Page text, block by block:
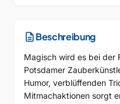
descriptionBeschreibung
Magisch wird es bei der
Potsdamer
Humor, verblüffenden
Mitmachaktionen sorgt